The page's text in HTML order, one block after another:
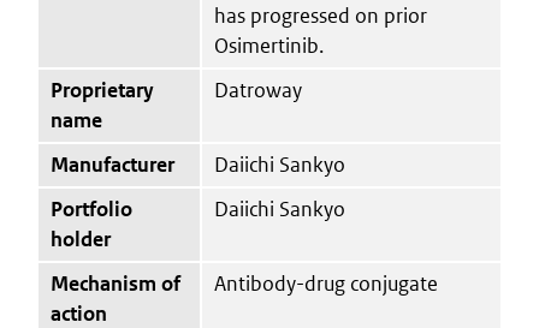
has progressed on prior
Osimertinib.
Proprietary
name
Datroway
Manufacturer
Daiichi Sankyo
Portfolio
holder
Daiichi Sankyo
Mechanism of
action
Antibody-drug conjugate